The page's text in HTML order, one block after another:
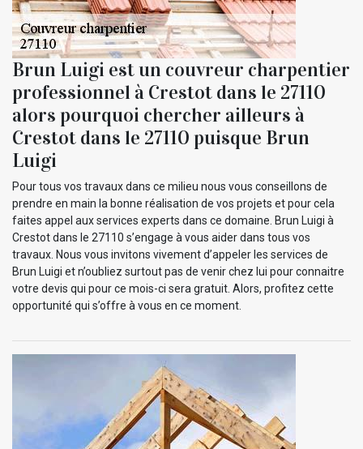
Brun Luigi est un couvreur charpentier
professionnel à Crestot dans le 27110
alors pourquoi chercher ailleurs à
Crestot dans le 27110 puisque Brun
Luigi
Pour tous vos travaux dans ce milieu nous vous conseillons de
prendre en main la bonne réalisation de vos projets et pour cela
faites appel aux services experts dans ce domaine. Brun Luigi à
Crestot dans le 27110 s’engage à vous aider dans tous vos
travaux. Nous vous invitons vivement d’appeler les services de
Brun Luigi et n’oubliez surtout pas de venir chez lui pour connaitre
votre devis qui pour ce mois-ci sera gratuit. Alors, profitez cette
opportunité qui s’offre à vous en ce moment.